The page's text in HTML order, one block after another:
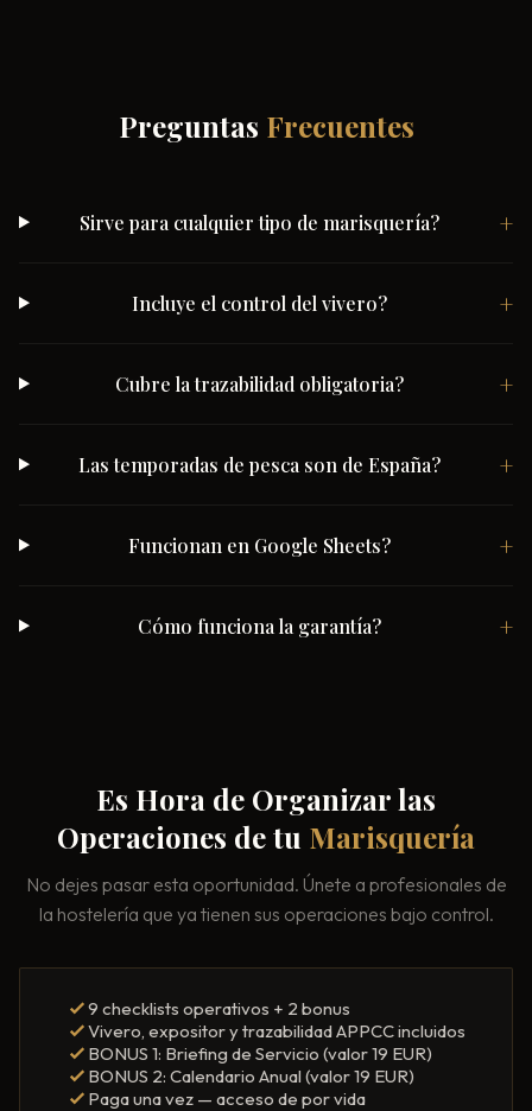
Preguntas Frecuentes
Sirve para cualquier tipo de marisquería?
Incluye el control del vivero?
Cubre la trazabilidad obligatoria?
Las temporadas de pesca son de España?
Funcionan en Google Sheets?
Cómo funciona la garantía?
Es Hora de Organizar las
Operaciones de tu Marisquería
No dejes pasar esta oportunidad. Únete a profesionales de
la hostelería que ya tienen sus operaciones bajo control.
9 checklists operativos + 2 bonus
Vivero, expositor y trazabilidad APPCC incluidos
BONUS 1: Briefing de Servicio (valor 19 EUR)
BONUS 2: Calendario Anual (valor 19 EUR)
Paga una vez — acceso de por vida